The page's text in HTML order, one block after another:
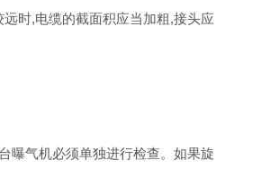
时,电缆的截面积应当加粗,接头应
曝气机必须单独进行检查。如果旋